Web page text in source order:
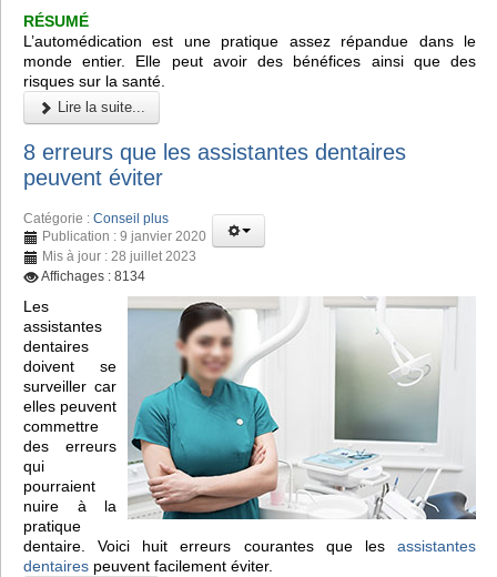
RÉSUMÉ
L’automédication est une pratique assez répandue dans le
monde entier. Elle peut avoir des bénéfices ainsi que des
risques sur la santé.
Lire la suite...
8 erreurs que les assistantes dentaires
peuvent éviter
Catégorie : Conseil plus
Publication : 9 janvier 2020
Mis à jour : 28 juillet 2023
Affichages : 8134
Les
assistantes
dentaires
doivent se
surveiller car
elles peuvent
commettre
des erreurs
qui
pourraient
nuire à la
pratique
dentaire. Voici huit erreurs courantes que les assistantes
dentaires peuvent facilement éviter.